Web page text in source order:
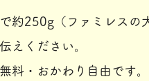
約250g（ファミレスの
えください。
料・おかわり自由です。